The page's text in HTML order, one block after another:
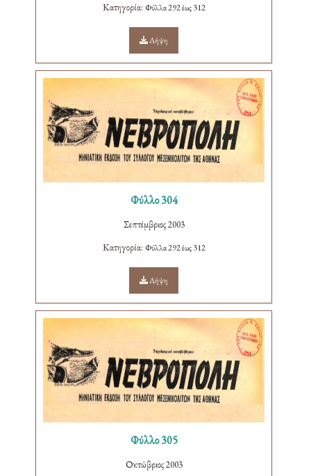
Κατηγορία: Φύλλα 292 έως 312
Λήψη
Φύλλο 304
Σεπτέμβριος 2003
Κατηγορία: Φύλλα 292 έως 312
Λήψη
Φύλλο 305
Οκτώβριος 2003